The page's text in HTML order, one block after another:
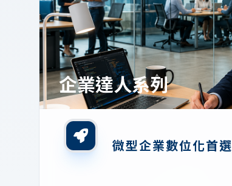
企業達人系列
微型企業數位化首選